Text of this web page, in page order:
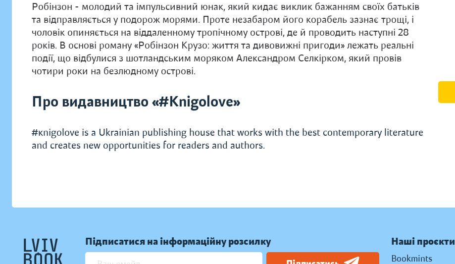
Робінзон - молодий та імпульсивний юнак, який кидає виклик бажанням своїх батьків
та відправляється у подорож морями. Проте незабаром його корабель зазнає трощі, і
чоловік опиняється на віддаленному тропічному острові, де й проводить наступні 28
років. В основі роману «Робінзон Крузо: життя та дивовижні пригоди» лежать реальні
події, що відбулися з шотландським моряком Александром Селкірком, який провів
чотири роки на безлюдному острові.
Про видавництво «#Knigolove»
#кnigolove is a Ukrainian publishing house that works with the best contemporary literature
and creates new opportunities for readers and authors.
Підписатися на інформаційну розсилку Наші проєкти
Bookmints